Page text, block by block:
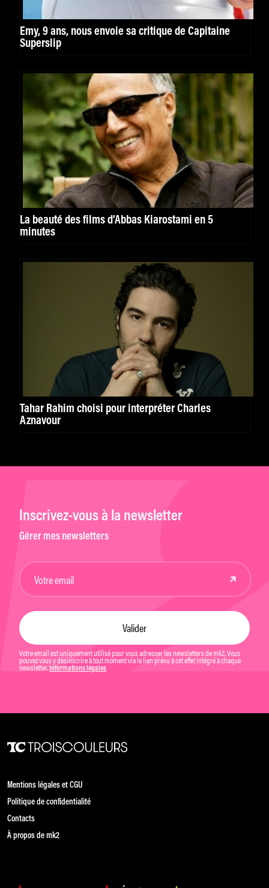
Emy, 9 ans, nous envoie sa critique de Capitaine
Superslip
La beauté des films d’Abbas Kiarostami en 5
minutes
Tahar Rahim choisi pour interpréter Charles
Aznavour
Inscrivez-vous à la newsletter
Gérer mes newsletters
Votre email est uniquement utilisé pour vous adresser les newsletters de mk2. Vous
pouvez vous y désinscrire à tout moment via le lien prévu à cet effet intégré à chaque
newsletter. Informations légales
Mentions légales et CGU
Politique de confidentialité
Contacts
À propos de mk2